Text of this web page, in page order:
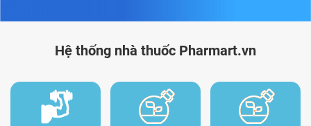
Hệ thống nhà thuốc Pharmart.vn